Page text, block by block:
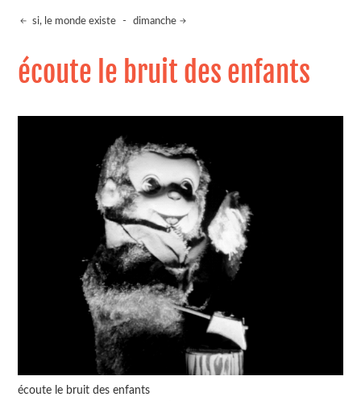
si, le monde existe - dimanche
écoute le bruit des enfants
écoute le bruit des enfants